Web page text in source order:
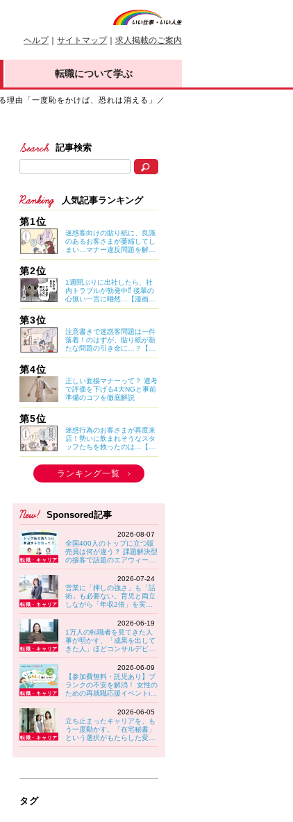
ヘルプ｜ サイトマップ｜ 求人掲載のご案内
転職について学ぶ
理由「一度恥をかけば、恐れは消える」／
記事検索
人気記事ランキング
第1位
迷惑客向けの貼り紙に、良識
のあるお客さまが萎縮してし
まい…マナー違反問題を解決
したのは意外なアイデア？
第2位
1週間ぶりに出社したら、社
内トラブルが勃発中⁉ 後輩の
心無い一言に唖然…【漫画：
妊娠しないのは、誰のせ
第3位
注意書きで迷惑客問題は一件
落着！のはずが、貼り紙が新
たな問題の引き金に…？【マ
イカのアパレル日記 by ぼの
第4位
正しい面接マナーって？ 選考
で評価を下げる4大NGと事前
準備のコツを徹底解説
第5位
迷惑行為のお客さまが再度来
店！勢いに飲まれそうなスタ
ッフたちを救ったのは…【マ
イカのアパレル日記 by ぼの
こ】
ランキング一覧
Sponsored記事
2026-08-07
全国400人のトップに立つ販
売員は何が違う？ 課題解決型
の接客で話題のエアウィーヴ
に見る“選ばれる接客”の共通
2026-07-24
営業に「押しの強さ」も「話
術」も必要ない。育児と両立
しながら「年収2倍」を実現
する女性が実践していること
2026-06-19
1万人の転職者を見てきた人
事が明かす、「成果を出して
きた人」ほどコンサルデビュ
ーでつまずきやすい理由
2026-06-09
【参加費無料・託児あり】ブ
ランクの不安を解消！ 女性の
ための再就職応援イベントin
八王子 6/30(火)開催！
2026-06-05
立ち止まったキャリアを、も
う一度動かす。「在宅秘書」
という選択がもたらした変化
【PwC Japanグループ】
タグ